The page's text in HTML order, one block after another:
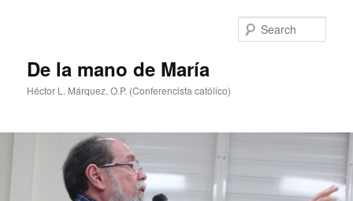
De la mano de María
Héctor L. Márquez, O.P. (Conferencista católico)